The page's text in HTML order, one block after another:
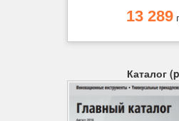
1 сумка з матеріалом для13 289
Каталог